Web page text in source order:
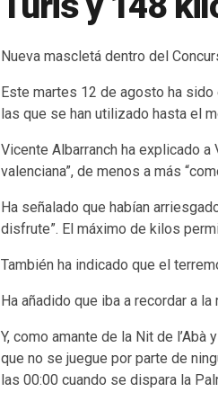
Nueva mascletá dentro del
Este martes 12 de agosto ha
las que se han utilizado hasta el
Vicente Albarranch ha explicado
valenciana”, de menos a más
Ha señalado que habían
disfrute”. El máximo de kilos
También ha indicado que el
Ha añadido que iba a recordar a
Y, como amante de la Nit de
que no se juegue por parte de
las 00:00 cuando se dispara la